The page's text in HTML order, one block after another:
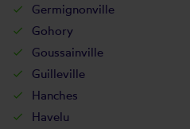
Germignonville
Gohory
Goussainville
Guilleville
Hanches
Havelu